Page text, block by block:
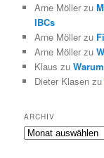
Arne Möller zu
IBCs
Arne Möller zu
Arne Möller zu
Klaus zu
Dieter Klasen zu
ARCHIV
Archiv